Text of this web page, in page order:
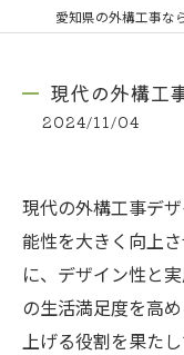
現代の外構工
2024/11/04
現代の外構工事デ
能性を大きく向上
に、デザイン性と
の生活満足度を高
上げる役割を果た